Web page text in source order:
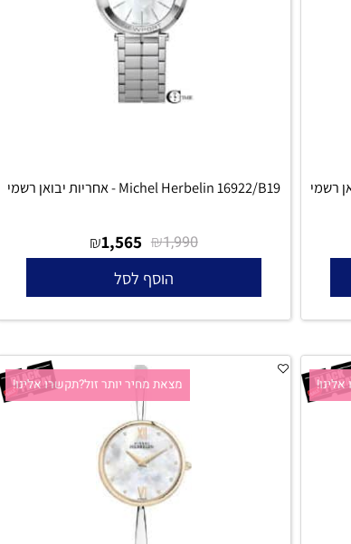
Michel Herbelin 16922/B19 - אחריות יבואן רשמי
1,990
₪1,565
הוסף לסל
מצאת מחיר יותר זול?תקשרו אלינו!